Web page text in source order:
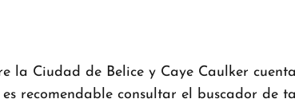
la Ciudad de Belice y Caye Caulker
recomendable consultar el buscador